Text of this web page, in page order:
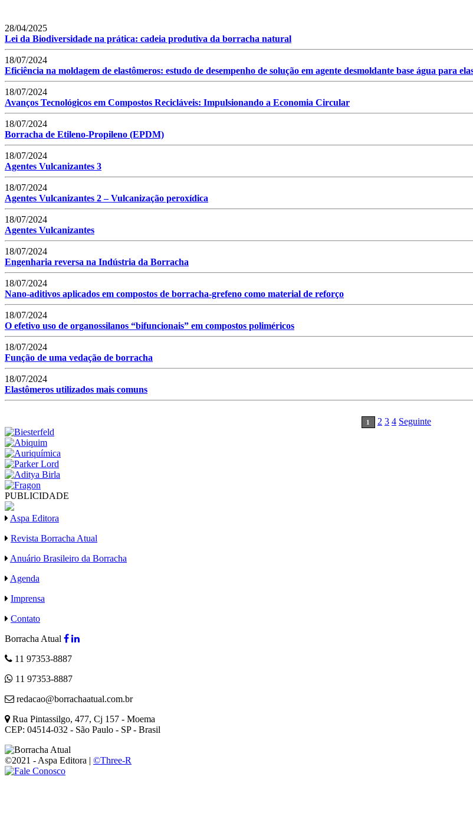
28/04/2025
Lei da Biodiversidade na prática: cadeia produtiva da borracha natural
18/07/2024
Eficiência na moldagem de elastômeros: estudo de desempenho de solução em agente desmoldante base água para
18/07/2024
Avanços Tecnológicos em Compostos Recicláveis: Impulsionando a Economia Circular
18/07/2024
Borracha de Etileno-Propileno (EPDM)
18/07/2024
Agentes Vulcanizantes 3
18/07/2024
Agentes Vulcanizantes 2 – Vulcanização peroxídica
18/07/2024
Agentes Vulcanizantes
18/07/2024
Engenharia reversa na Indústria da Borracha
18/07/2024
Nano-aditivos aplicados em compostos de borracha-grefeno como material de reforço
18/07/2024
O efetivo uso de organossilanos “bifuncionais” em compostos poliméricos
18/07/2024
Função de uma vedação de borracha
18/07/2024
Elastômeros utilizados mais comuns
1 2 3 4 Seguinte
PUBLICIDADE
Aspa Editora
Revista Borracha Atual
Anuário Brasileiro da Borracha
Agenda
Imprensa
Contato
Borracha Atual
11 97353-8887
11 97353-8887
redacao@borrachaatual.com.br
Rua Pintassilgo, 477, Cj 157 - Moema
CEP: 04514-032 - São Paulo - SP - Brasil
©2021 - Aspa Editora | ©Three-R